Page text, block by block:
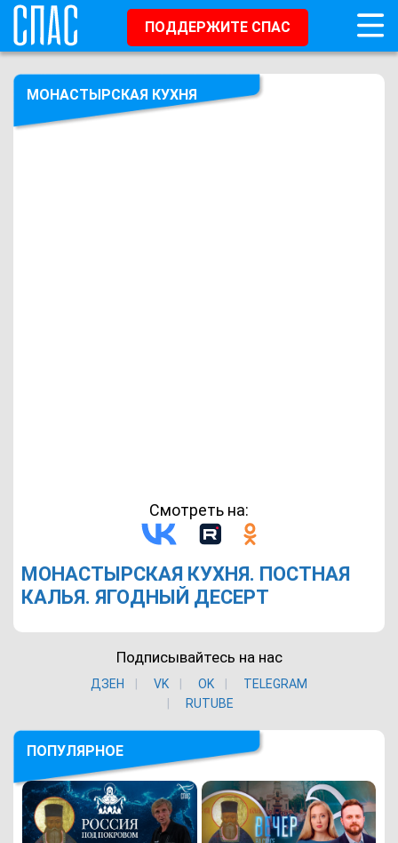
ПОДДЕРЖИТЕ СПАС
МОНАСТЫРСКАЯ КУХНЯ
Смотреть на:
МОНАСТЫРСКАЯ КУХНЯ. ПОСТНАЯ
КАЛЬЯ. ЯГОДНЫЙ ДЕСЕРТ
Подписывайтесь на нас
ДЗЕН VK ОK
TELEGRAM
RUTUBE
ПОПУЛЯРНОЕ